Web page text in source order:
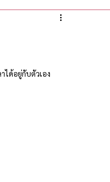
มบทความฮิตห้ามพลาด
ได้อยู่กับตัวเอง